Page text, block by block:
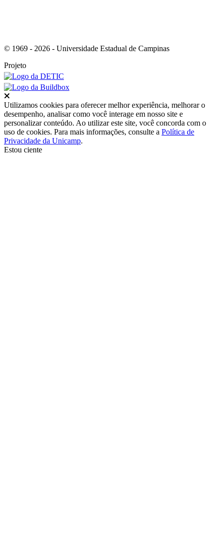
© 1969 - 2026 - Universidade Estadual de Campinas
Projeto
Utilizamos cookies para oferecer melhor experiência, melhorar o
desempenho, analisar como você interage em nosso site e
personalizar conteúdo. Ao utilizar este site, você concorda com o
uso de cookies. Para mais informações, consulte a Política de
Privacidade da Unicamp.
Estou ciente